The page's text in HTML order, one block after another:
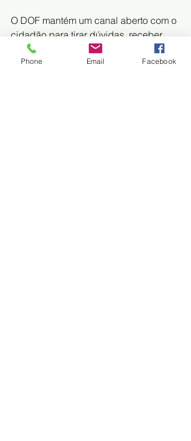
O DOF mantém um canal aberto com o
cidadão para tirar dúvidas, receber
reclamações e denúncias anônimas,
através do telefone 0800 647 6300.
Phone Email Facebook